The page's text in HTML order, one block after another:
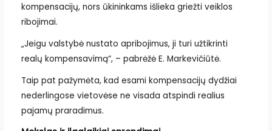
kompensacijų, nors ūkininkams išlieka griežti veiklos
ribojimai.
„Jeigu valstybė nustato apribojimus, ji turi užtikrinti
realų kompensavimą“, – pabrėžė E. Markevičiūtė.
Taip pat pažymėta, kad esami kompensacijų dydžiai
nederlingose vietovėse ne visada atspindi realius
pajamų praradimus.